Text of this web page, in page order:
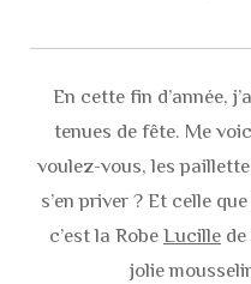
En cette fin d’année,
tenues de fête. Me
voulez-vous, les
s’en priver ? Et celle
c’est la Robe Lucille
jolie